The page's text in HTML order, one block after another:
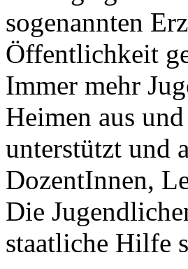
sogenannten
Öffentlichkeit
Immer mehr
Heimen aus
unterstützt und
DozentInnen,
Die
staatliche Hilfe